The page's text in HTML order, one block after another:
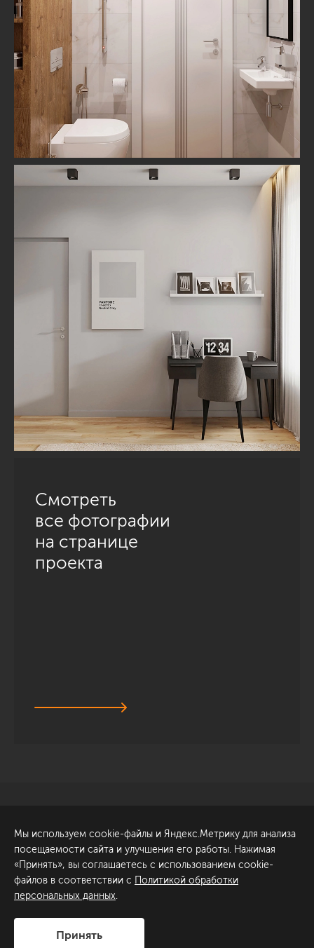
Смотреть
все фотографии
на странице
проекта
Обсудить проект
ул. Академика Павлова, 6
к1
+7 (812) 200-95-55
Сделано в
Мы используем cookie-файлы и Яндекс.Метрику для анализа
посещаемости сайта и улучшения его работы. Нажимая
«Принять», вы соглашаетесь с использованием cookie-
файлов в соответствии с Политикой обработки
персональных данных.
Принять